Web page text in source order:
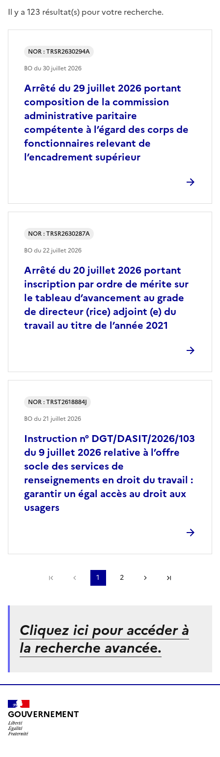
Il y a 123 résultat(s) pour votre recherche.
Arrêté du 29 juillet 2026 portant
composition de la commission
administrative paritaire
compétente à l’égard des corps de
fonctionnaires relevant de
l’encadrement supérieur
NOR : TRSR2630294A
BO du30 juillet 2026
Arrêté du 20 juillet 2026 portant
inscription par ordre de mérite sur
le tableau d’avancement au grade
de directeur (rice) adjoint (e) du
travail au titre de l’année 2021
NOR : TRSR2630287A
BO du22 juillet 2026
Instruction n° DGT/DASIT/2026/103
du 9 juillet 2026 relative à l’offre
socle des services de
renseignements en droit du travail :
garantir un égal accès au droit aux
usagers
NOR : TRST2618884J
BO du21 juillet 2026
Première pagePage précédente
1 2 Page suivante
Cliquez ici pour accéder à
la recherche avancée.
GOUVERNEMENT